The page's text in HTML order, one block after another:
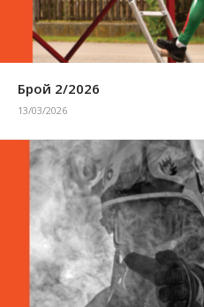
Брой 2/2026
13/03/2026